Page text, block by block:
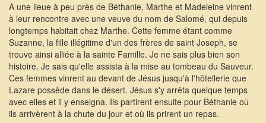
A une lieue à peu près de Béthanie, Marthe et Madeleine vinrent
à leur rencontre avec une veuve du nom de Salomé, qui depuis
longtemps habitait chez Marthe. Cette femme étant comme
Suzanne, la fille illégitime d'un des frères de saint Joseph, se
trouve ainsi alliée à la sainte Famille. Je ne sais plus bien son
histoire. Je sais qu'elle assista à la mise au tombeau du Sauveur.
Ces femmes vinrent au devant de Jésus jusqu'à l'hôtellerie que
Lazare possède dans le désert. Jésus s'y arrêta quelque temps
avec elles et il y enseigna. Ils partirent ensuite pour Béthanie où
ils arrivèrent à la chute du jour et où ils prirent un repas.